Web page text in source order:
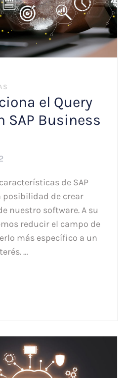
el Query
SAP Business
de SAP
posibilidad de crear
nuestro software. A su
reducir el campo de
más específico a un
…